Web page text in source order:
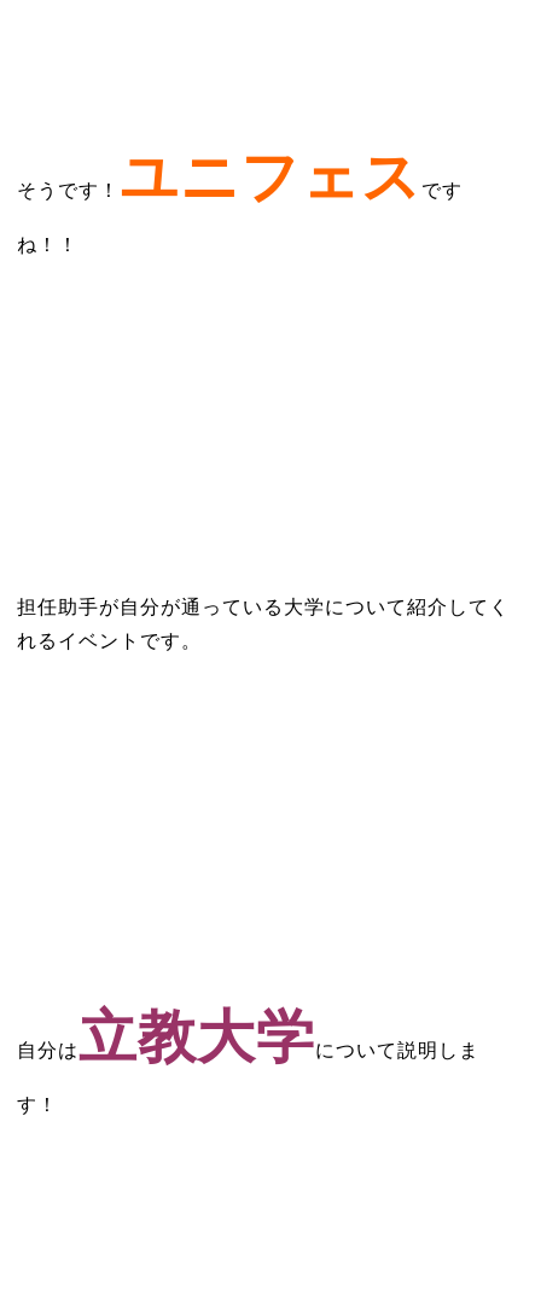
そうです！ ユニフェス です
ね！！
担任助手が自分が通っている大学について紹介してく
れるイベントです。
自分は立教大学について説明しま
す！